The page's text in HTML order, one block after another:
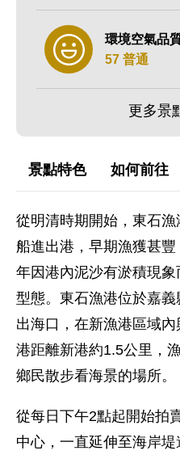
環境空氣品
57 普通
更多景
景點特色 如何前往
從明清時期開始，東石
船進出港，早期漁獲甚
年因港內泥沙有淤積現
型態。東石漁港位於嘉
出海口，在新漁港區域
港距離新港約1.5公里，
鄉民散步看海景的場所。
從每日下午2點起開始拍
中心，一直延伸至海岸